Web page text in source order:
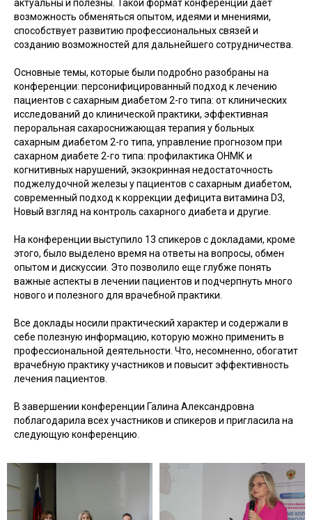
актуальны и полезны. Такой формат конференций дает
возможность обменяться опытом, идеями и мнениями,
способствует развитию профессиональных связей и
созданию возможностей для дальнейшего сотрудничества.
Основные темы, которые были подробно разобраны на
конференции: персонифицированный подход к лечению
пациентов с сахарным диабетом 2-го типа: от клинических
исследований до клинической практики, эффективная
пероральная сахароснижающая терапия у больных
сахарным диабетом 2-го типа, управление прогнозом при
сахарном диабете 2-го типа: профилактика ОНМК и
когнитивных нарушений, экзокринная недостаточность
поджелудочной железы у пациентов с сахарным диабетом,
современный подход к коррекции дефицита витамина D3,
Новый взгляд на контроль сахарного диабета и другие.
На конференции выступило 13 спикеров с докладами, кроме
этого, было выделено время на ответы на вопросы, обмен
опытом и дискуссии. Это позволило еще глубже понять
важные аспекты в лечении пациентов и подчерпнуть много
нового и полезного для врачебной практики.
Все доклады носили практический характер и содержали в
себе полезную информацию, которую можно применить в
профессиональной деятельности. Что, несомненно, обогатит
врачебную практику участников и повысит эффективность
лечения пациентов.
В завершении конференции Галина Александровна
поблагодарила всех участников и спикеров и пригласила на
следующую конференцию.